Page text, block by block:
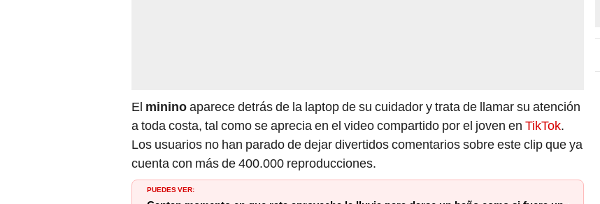
El mininoaparece detrás de la laptop de su cuidador y trata de llamar su atención
a toda costa, tal como se aprecia en el video compartido por el joven en TikTok.
Los usuarios no han parado de dejar divertidos comentarios sobre este clip que ya
cuenta con más de 400.000 reproducciones.
PUEDES VER: